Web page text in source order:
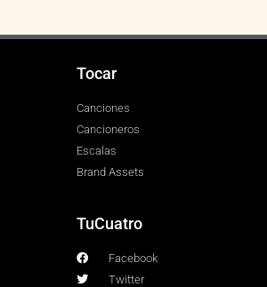
Tocar
Canciones
Cancioneros
Escalas
Brand Assets
TuCuatro
Facebook
Twitter